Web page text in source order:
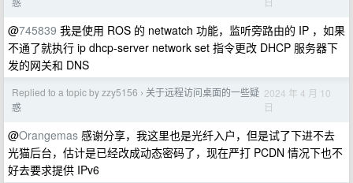
@745839 我是使用 ROS 的 netwatch 功能，监听旁路由的 IP ，如果
不通了就执行 ip dhcp-server network set 指令更改 DHCP 服务器下
发的网关和 DNS
Replied to a topic by zzy5156 › 关于远程访问桌面的一些疑
惑
2024 年 4 月 10
日
@Orangemas 感谢分享，我这里也是光纤入户，但是试了下进不去
光猫后台，估计是已经改成动态密码了，现在严打 PCDN 情况下也不
好去要求提供 IPv6